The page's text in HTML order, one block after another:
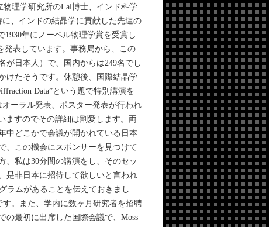
物理学研究所のLal博士、インド科学
、インドの結晶学に貢献した先達の
年にノーベル物理学賞を受賞し
発表しています。事務局から、この
が日本人）で、国内からは249名でし
けたそうです。休憩後、国際結晶学
Data”という題で特別講演を
ーラル発表、ポスター発表が行われ
ますのでその詳細は割愛します。両
中どこかで会議が開かれている日本
、この機会にスポンサーを見つけて
、私は30分間の講演をし、そのセッ
是非日本に招待して欲しいと言われ
ラムがあることを伝えておきまし
。また、学内に数ヶ月研究者を招聘
の最初に出席した国際会議で、Moss